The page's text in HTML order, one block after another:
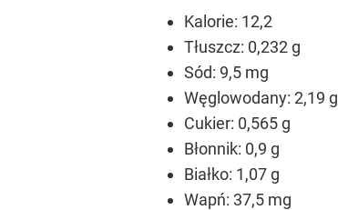
Kalorie: 12,2
Tłuszcz: 0,232 g
Sód: 9,5 mg
Węglowodany: 2,19 g
Cukier: 0,565 g
Błonnik: 0,9 g
Białko: 1,07 g
Wapń: 37,5 mg